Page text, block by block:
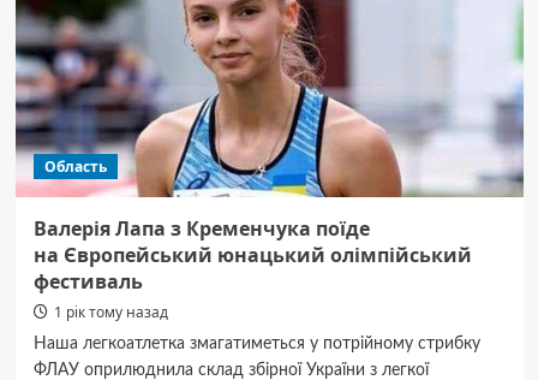
продезінфікували
351
сміттєвий
контейнер
Область
Валерія Лапа з Кременчука поїде
на Європейський юнацький олімпійський
фестиваль
1 рік тому назад
Наша легкоатлетка змагатиметься у потрійному стрибку
ФЛАУ оприлюднила склад збірної України з легкої